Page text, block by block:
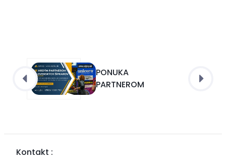
PONUKA
PARTNEROM
Kontakt :